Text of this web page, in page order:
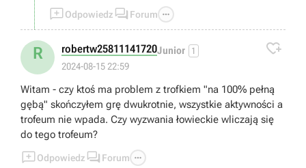
Odpowiedz  Forum 
R robertw25811141720Junior 1
2024-08-15 22:59

Witam - czy ktoś ma problem z trofkiem "na 100% pełną
gębą" skończyłem grę dwukrotnie, wszystkie aktywności a
trofeum nie wpada. Czy wyzwania łowieckie wliczają się
do tego trofeum?
Odpowiedz  Forum 